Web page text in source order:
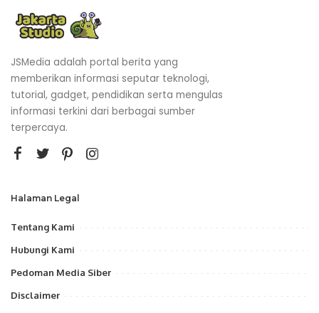
JSMedia adalah portal berita yang
memberikan informasi seputar teknologi,
tutorial, gadget, pendidikan serta mengulas
informasi terkini dari berbagai sumber
terpercaya.
Halaman Legal
Tentang Kami
Hubungi Kami
Pedoman Media Siber
Disclaimer